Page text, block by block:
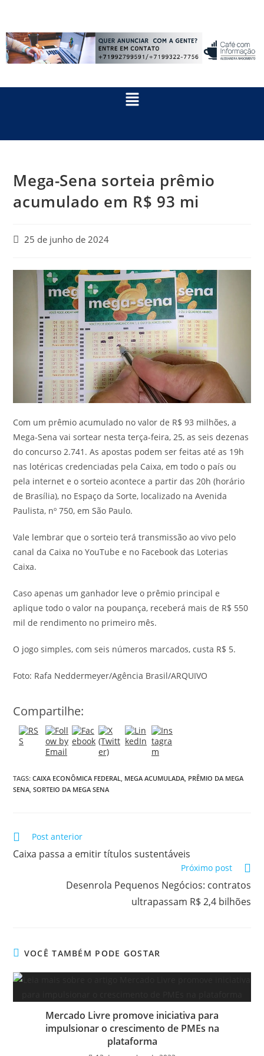
Mega-Sena sorteia prêmio
acumulado em R$ 93 mi
25 de junho de 2024
Com um prêmio acumulado no valor de R$ 93 milhões, a
Mega-Sena vai sortear nesta terça-feira, 25, as seis dezenas
do concurso 2.741. As apostas podem ser feitas até as 19h
nas lotéricas credenciadas pela Caixa, em todo o país ou
pela internet e o sorteio acontece a partir das 20h (horário
de Brasília), no Espaço da Sorte, localizado na Avenida
Paulista, nº 750, em São Paulo.
Vale lembrar que o sorteio terá transmissão ao vivo pelo
canal da Caixa no YouTube e no Facebook das Loterias
Caixa.
Caso apenas um ganhador leve o prêmio principal e
aplique todo o valor na poupança, receberá mais de R$ 550
mil de rendimento no primeiro mês.
O jogo simples, com seis números marcados, custa R$ 5.
Foto: Rafa Neddermeyer/Agência Brasil/ARQUIVO
Compartilhe:
TAGS:CAIXA ECONÔMICA FEDERAL, MEGA ACUMULADA, PRÊMIO DA MEGA
SENA, SORTEIO DA MEGA SENA
Post anterior
Caixa passa a emitir títulos sustentáveis
Próximo post
Desenrola Pequenos Negócios: contratos
ultrapassam R$ 2,4 bilhões
VOCÊ TAMBÉM PODE GOSTAR
Mercado Livre promove iniciativa para
impulsionar o crescimento de PMEs na
plataforma